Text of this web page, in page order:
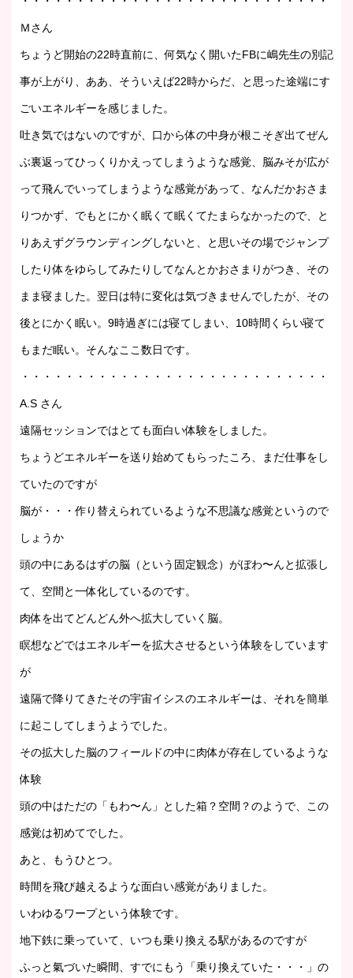
Ｍさん
ちょうど開始の22時直前に、何気なく開いたFBに嶋先生の別記
事が上がり、ああ、そういえば22時からだ、と思った途端にす
ごいエネルギーを感じました。
吐き気ではないのですが、口から体の中身が根こそぎ出てぜん
ぶ裏返ってひっくりかえってしまうような感覚、脳みそが広が
って飛んでいってしまうような感覚があって、なんだかおさま
りつかず、でもとにかく眠くて眠くてたまらなかったので、と
りあえずグラウンディングしないと、と思いその場でジャンプ
したり体をゆらしてみたりしてなんとかおさまりがつき、その
まま寝ました。翌日は特に変化は気づきませんでしたが、その
後とにかく眠い。9時過ぎには寝てしまい、10時間くらい寝て
もまだ眠い。そんなここ数日です。
・・・・・・・・・・・・・・・・・・・・・・・・・・・・・
A.S さん
遠隔セッションではとても面白い体験をしました。
ちょうどエネルギーを送り始めてもらったころ、まだ仕事をし
ていたのですが
脳が・・・作り替えられているような不思議な感覚というので
しょうか
頭の中にあるはずの脳（という固定観念）がぼわ〜んと拡張し
て、空間と一体化しているのです。
肉体を出てどんどん外へ拡大していく脳。
瞑想などではエネルギーを拡大させるという体験をしています
が
遠隔で降りてきたその宇宙イシスのエネルギーは、それを簡単
に起こしてしまうようでした。
その拡大した脳のフィールドの中に肉体が存在しているような
体験
頭の中はただの「もわ〜ん」とした箱？空間？のようで、この
感覚は初めてでした。
あと、もうひとつ。
時間を飛び越えるような面白い感覚がありました。
いわゆるワープという体験です。
地下鉄に乗っていて、いつも乗り換える駅があるのですが
ふっと氣づいた瞬間、すでにもう「乗り換えていた・・・」の